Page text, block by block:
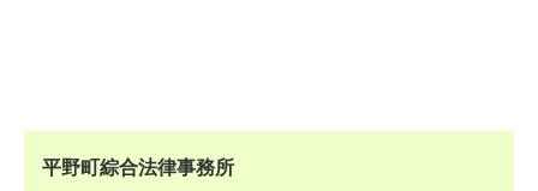
平野町綜合法律事務所